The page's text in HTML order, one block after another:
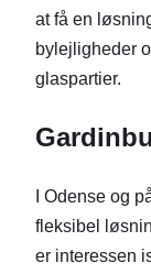
at få en
bylejligheder
glaspartier.
I Odense og
fleksibel
er interessen